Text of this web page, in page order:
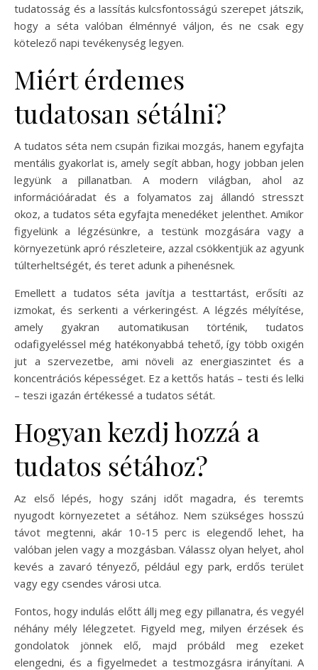
tudatosság és a lassítás kulcsfontosságú szerepet játszik,
hogy a séta valóban élménnyé váljon, és ne csak egy
kötelező napi tevékenység legyen.
Miért érdemes
tudatosan sétálni?
A tudatos séta nem csupán fizikai mozgás, hanem egyfajta
mentális gyakorlat is, amely segít abban, hogy jobban jelen
legyünk a pillanatban. A modern világban, ahol az
információáradat és a folyamatos zaj állandó stresszt
okoz, a tudatos séta egyfajta menedéket jelenthet. Amikor
figyelünk a légzésünkre, a testünk mozgására vagy a
környezetünk apró részleteire, azzal csökkentjük az agyunk
túlterheltségét, és teret adunk a pihenésnek.
Emellett a tudatos séta javítja a testtartást, erősíti az
izmokat, és serkenti a vérkeringést. A légzés mélyítése,
amely gyakran automatikusan történik, tudatos
odafigyeléssel még hatékonyabbá tehető, így több oxigén
jut a szervezetbe, ami növeli az energiaszintet és a
koncentrációs képességet. Ez a kettős hatás – testi és lelki
– teszi igazán értékessé a tudatos sétát.
Hogyan kezdj hozzá a
tudatos sétához?
Az első lépés, hogy szánj időt magadra, és teremts
nyugodt környezetet a sétához. Nem szükséges hosszú
távot megtenni, akár 10-15 perc is elegendő lehet, ha
valóban jelen vagy a mozgásban. Válassz olyan helyet, ahol
kevés a zavaró tényező, például egy park, erdős terület
vagy egy csendes városi utca.
Fontos, hogy indulás előtt állj meg egy pillanatra, és vegyél
néhány mély lélegzetet. Figyeld meg, milyen érzések és
gondolatok jönnek elő, majd próbáld meg ezeket
elengedni, és a figyelmedet a testmozgásra irányítani. A